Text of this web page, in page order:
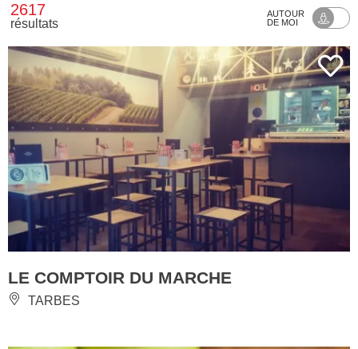
2617
résultats
AUTOUR
DE MOI
LE COMPTOIR DU MARCHE
TARBES